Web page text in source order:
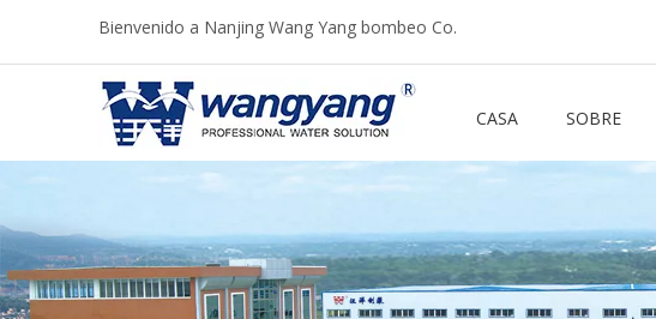
Bienvenido a Nanjing Wang Yang bombeo Co.
CASA SOBRE